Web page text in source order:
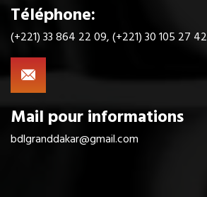
Téléphone:
(+221) 33 864 22 09, (+221) 30 105 27 42
Mail pour informations
bdlgranddakar@gmail.com